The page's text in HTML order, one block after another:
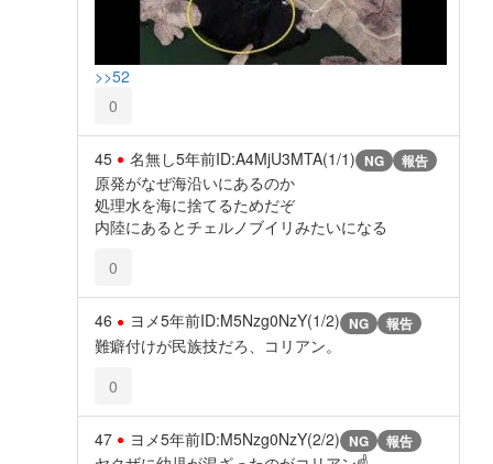
>>52
0
45 名無し5年前ID:A4MjU3MTA(1/1) NG 報告
原発がなぜ海沿いにあるのか
処理水を海に捨てるためだぞ
内陸にあるとチェルノブイリみたいになる
0
46 ヨメ5年前ID:M5Nzg0NzY(1/2) NG 報告
難癖付けが民族技だろ、コリアン。
0
47 ヨメ5年前ID:M5Nzg0NzY(2/2) NG 報告